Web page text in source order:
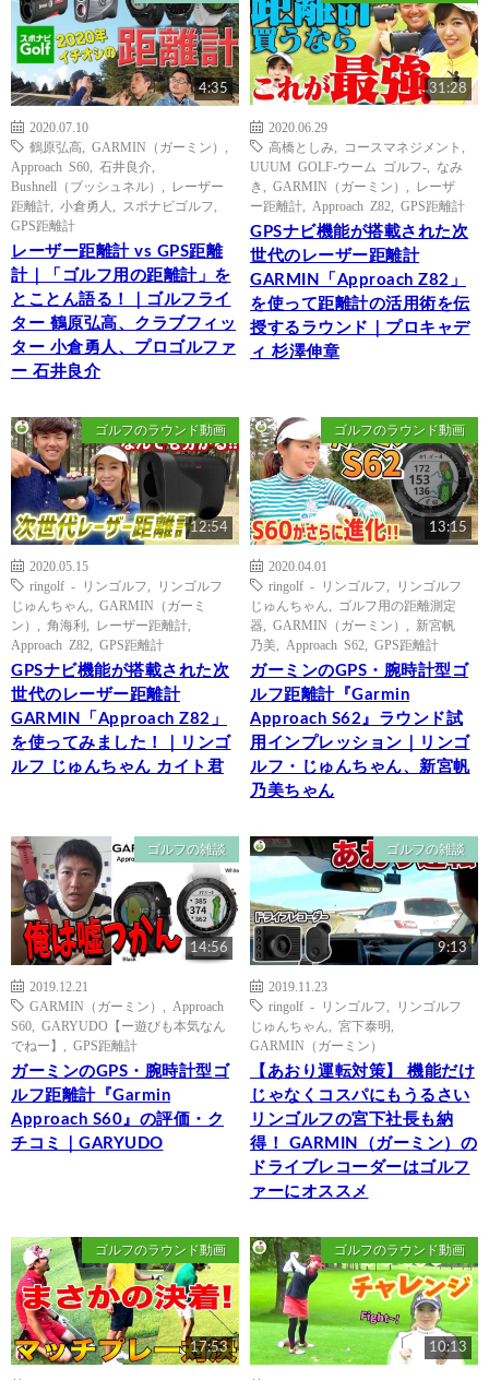
4:35
2020.07.10
鶴原弘高
GARMIN（ガーミン）
Approach S60
石井良介
Bushnell（ブッシュネル）
レーザー
距離計
小倉勇人 スポナビゴルフ
GPS距離計
レーザー距離計 vs GPS距離
計｜「ゴルフ用の距離計」を
とことん語る！｜ゴルフライ
ター 鶴原弘高、クラブフィッ
ター 小倉勇人、プロゴルファ
ー 石井良介
31:28
2020.06.29
高橋としみ
コースマネジメント
UUUM GOLF-ウーム ゴルフ-
なみ
き
GARMIN（ガーミン）
レーザ
ー距離計
Approach Z82 GPS距離計
GPSナビ機能が搭載された次
世代のレーザー距離計
GARMIN「Approach Z82」
を使って距離計の活用術を伝
授するラウンド｜プロキャデ
ィ 杉澤伸章
ゴルフのラウンド動画
12:54
2020.05.15
ringolf - リンゴルフ
リンゴルフ
じゅんちゃん
GARMIN（ガーミ
ン）
角海利 レーザー距離計
Approach Z82
GPS距離計
GPSナビ機能が搭載された次
世代のレーザー距離計
GARMIN「Approach Z82」
を使ってみました！｜リンゴ
ルフ じゅんちゃん カイト君
ゴルフのラウンド動画
13:15
2020.04.01
ringolf - リンゴルフ
リンゴルフ
じゅんちゃん
ゴルフ用の距離測定
器
GARMIN（ガーミン）
新宮帆
乃美
Approach S62 GPS距離計
ガーミンのGPS・腕時計型ゴ
ルフ距離計『Garmin
Approach S62』ラウンド試
用インプレッション｜リンゴ
ルフ・じゅんちゃん、新宮帆
乃美ちゃん
ゴルフの雑談
14:56
2019.12.21
GARMIN（ガーミン）
Approach
S60
GARYUDO【ー遊びも本気なん
でねー】
GPS距離計
ガーミンのGPS・腕時計型ゴ
ルフ距離計『Garmin
Approach S60』の評価・ク
チコミ｜GARYUDO
ゴルフの雑談
9:13
2019.11.23
ringolf - リンゴルフ
リンゴルフ
じゅんちゃん
宮下泰明
GARMIN（ガーミン）
【あおり運転対策】 機能だけ
じゃなくコスパにもうるさい
リンゴルフの宮下社長も納
得！ GARMIN（ガーミン）の
ドライブレコーダーはゴルフ
ァーにオススメ
ゴルフのラウンド動画
17:53
ゴルフのラウンド動画
10:13